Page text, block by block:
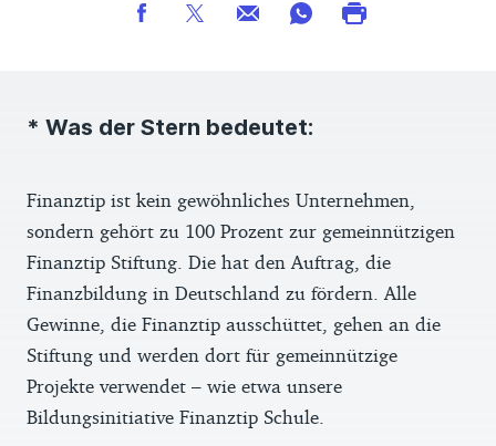
* Was der Stern bedeutet:
Finanztip ist kein gewöhnliches Unternehmen,
sondern gehört zu 100 Prozent zur gemeinnützigen
Finanztip Stiftung. Die hat den Auftrag, die
Finanzbildung in Deutschland zu fördern. Alle
Gewinne, die Finanztip ausschüttet, gehen an die
Stiftung und werden dort für gemeinnützige
Projekte verwendet – wie etwa unsere
Bildungsinitiative Finanztip Schule.